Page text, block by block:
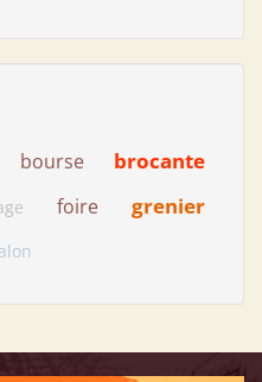
bourse brocante
foire grenier